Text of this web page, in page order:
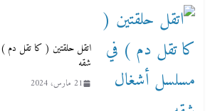
اتقل حلقتين ( كا تقل دم
شقه
21 مارس، 2024